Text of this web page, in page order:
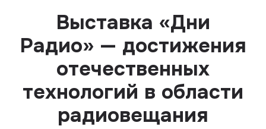
Выставка «Дни
Радио» — достижения
отечественных
технологий в области
радиовещания